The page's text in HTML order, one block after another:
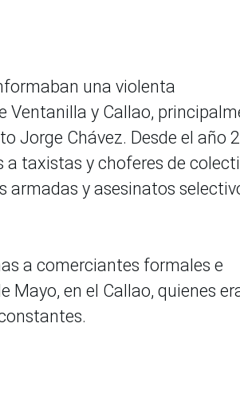
una violenta
Ventanilla y Callao,
Jorge Chávez. Desde el año
a taxistas y choferes de
armadas y asesinatos
a comerciantes formales e
Mayo, en el Callao, quienes